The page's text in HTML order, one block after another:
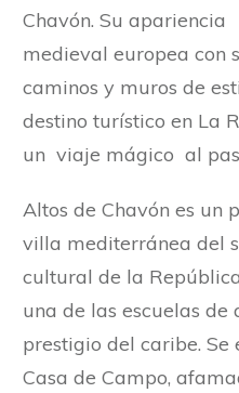
Chavón. Su
medieval europea con
caminos y muros de
destino turístico en La
un viaje mágico al
Altos de Chavón es un
villa mediterránea del
cultural de la
una de las escuelas de
prestigio del caribe.
Casa de Campo,